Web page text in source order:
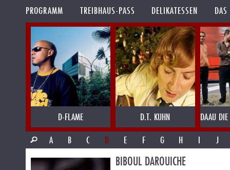
PROGRAMM TREIBHAUS-PASS DELIKATESSEN
D-FLAME D.T. KUHN
DAAU DIE
A
B C D E F G H I J
BIBOUL DAROUICHE